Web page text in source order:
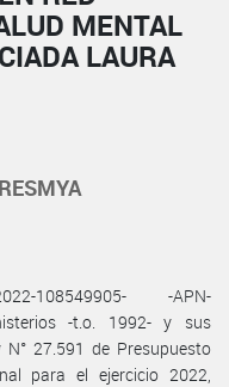
MENTAL
LAURA
108549905- -APN-
-t.o. 1992- y sus
27.591 de Presupuesto
para el ejercicio 2022,